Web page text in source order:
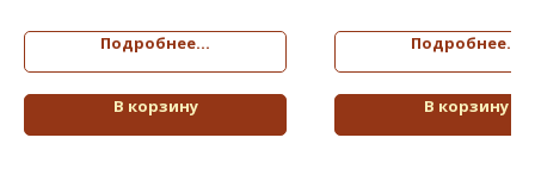
Подробнее...
В корзину
Подробнее...
В корзину